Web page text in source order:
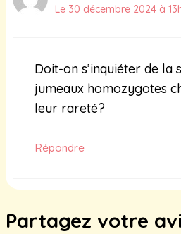
Le 30 décembre 2024 à
Doit-on s’inquiéter de la
jumeaux homozygotes
leur rareté?
Répondre
Partagez votre